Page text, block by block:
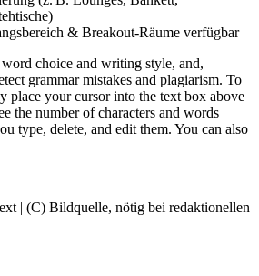
& Breakout-Räume verfügbar
choice and writing style, and,
grammar mistakes and plagiarism. To
place your cursor into the text box above
the number of characters and words
type, delete, and edit them. You can also
| (C) Bildquelle, nötig bei redaktionellen